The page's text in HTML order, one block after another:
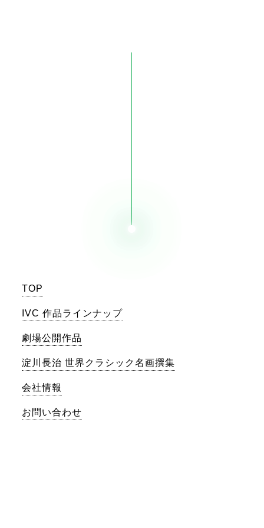
TOP
IVC 作品ラインナップ
劇場公開作品
淀川長治 世界クラシック名画撰集
会社情報
お問い合わせ